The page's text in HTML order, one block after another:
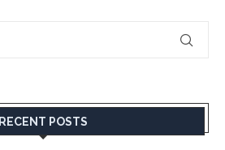
RECENT POSTS